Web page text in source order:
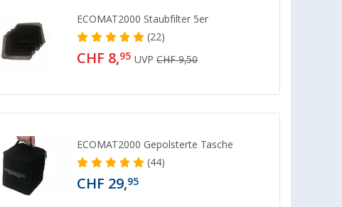
ECOMAT2000 Staubfilter 5er
(22)
CHF 8,95 UVPCHF 9,50
ECOMAT2000 Gepolsterte Tasche
(44)
CHF 29,95